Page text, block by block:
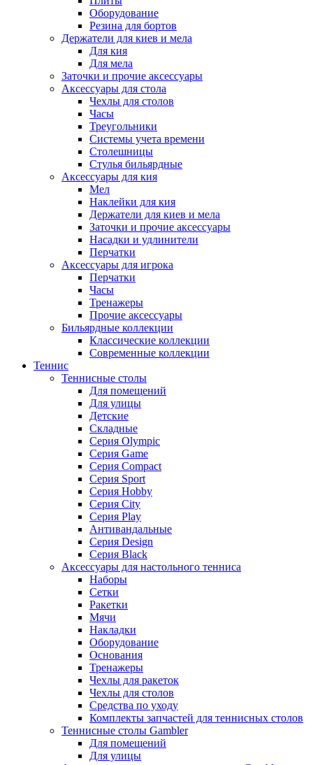
Оборудование
Резина для бортов
Держатели для киев и мела
Для кия
Для мела
Заточки и прочие аксессуары
Аксессуары для стола
Чехлы для столов
Часы
Треугольники
Системы учета времени
Столешницы
Стулья бильярдные
Аксессуары для кия
Мел
Наклейки для кия
Держатели для киев и мела
Заточки и прочие аксессуары
Насадки и удлинители
Перчатки
Аксессуары для игрока
Перчатки
Часы
Тренажеры
Прочие аксессуары
Бильярдные коллекции
Классические коллекции
Современные коллекции
Теннис
Теннисные столы
Для помещений
Для улицы
Детские
Складные
Серия Olympic
Серия Game
Серия Compact
Серия Sport
Серия Hobby
Серия City
Серия Play
Антивандальные
Серия Design
Серия Black
Аксессуары для настольного тенниса
Наборы
Сетки
Ракетки
Мячи
Накладки
Оборудование
Основания
Тренажеры
Чехлы для ракеток
Чехлы для столов
Средства по уходу
Комплекты запчастей для теннисных столов
Теннисные столы Gambler
Для помещений
Для улицы